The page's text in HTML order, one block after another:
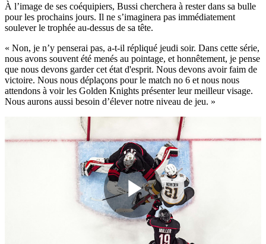
À l’image de ses coéquipiers, Bussi cherchera à rester dans sa bulle
pour les prochains jours. Il ne s’imaginera pas immédiatement
soulever le trophée au-dessus de sa tête.
« Non, je n’y penserai pas, a-t-il répliqué jeudi soir. Dans cette série,
nous avons souvent été menés au pointage, et honnêtement, je pense
que nous devons garder cet état d'esprit. Nous devons avoir faim de
victoire. Nous nous déplaçons pour le match no 6 et nous nous
attendons à voir les Golden Knights présenter leur meilleur visage.
Nous aurons aussi besoin d’élever notre niveau de jeu. »
Play